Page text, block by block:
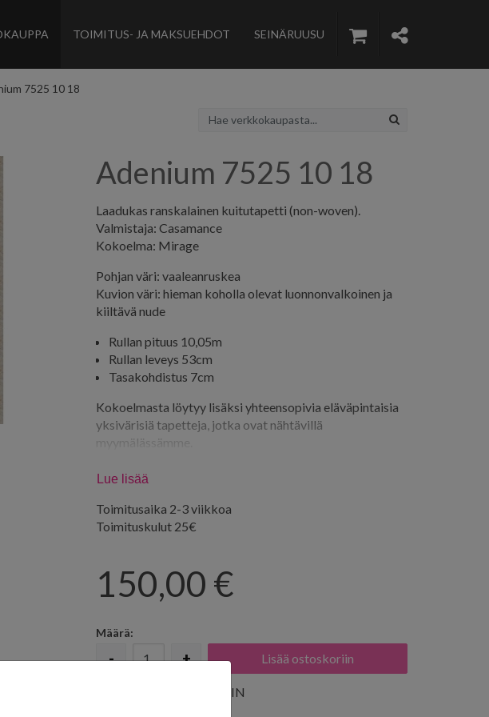
TOIMITUS- JA MAKSUEHDOT SEINÄRUUSU
7525 10 18
Adenium 7525 10 18
Laadukas ranskalainen kuitutapetti (non-woven).
Valmistaja: Casamance
Kokoelma: Mirage
Pohjan väri: vaaleanruskea
Kuvion väri: hieman koholla olevat luonnonvalkoinen ja
kiiltävä nude
Rullan pituus 10,05m
Rullan leveys 53cm
Tasakohdistus 7cm
Kokoelmasta löytyy lisäksi yhteensopivia eläväpintaisia
yksivärisiä tapetteja, jotka ovat nähtävillä
myymälässämme.
Lue lisää
Toimitusaika 2-3 viikkoa
Toimituskulut 25€
150,00 €
Määrä:
- +
LISÄÄ SUOSIKKEIHIN